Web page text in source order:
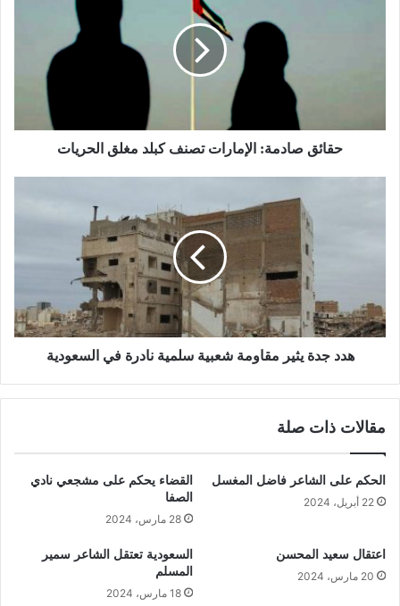
حقائق صادمة: الإمارات تصنف كبلد مغلق الحريات
هدد جدة يثير مقاومة شعبية سلمية نادرة في السعودية
مقالات ذات صلة
الحكم على الشاعر فاضل المغسل
22 أبريل، 2024
القضاء يحكم على مشجعي نادي
الصفا
28 مارس، 2024
اعتقال سعيد المحسن
20 مارس، 2024
السعودية تعتقل الشاعر سمير
المسلم
18 مارس، 2024